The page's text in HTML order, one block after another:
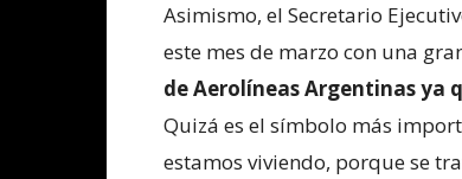
Asimismo, el Secretario
este mes de marzo con una
de Aerolíneas Argentinas ya
Quizá es el símbolo más
estamos viviendo, porque se